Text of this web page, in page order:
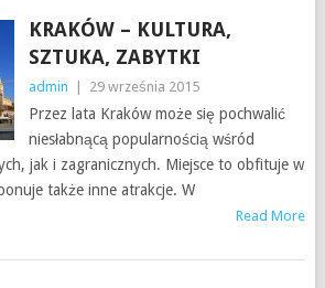
KRAKÓW – KULTURA,
SZTUKA, ZABYTKI
admin 29 września 2015
Przez lata Kraków może się pochwalić
niesłabnącą popularnością wśród
jak i zagranicznych. Miejsce to obfituje w
także inne atrakcje. W
Read More